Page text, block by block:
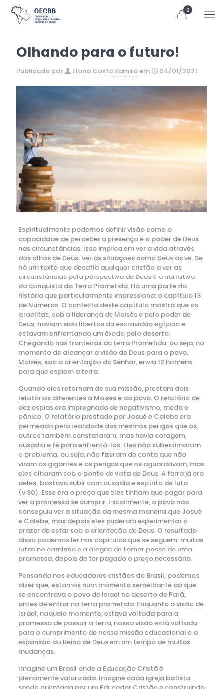
0
Olhando para o futuro!
Publicado por Elana Costa Ramiroem 04/01/2021
Espiritualmente podemos definir visão como a
capacidade de perceber a presença e o poder de Deus
nas circunstâncias. Isso implica em ver a vida através
dos olhos de Deus; ver as situações como Deus as vê. Se
há um texto que desafia qualquer cristão a ver as
circunstâncias pela perspectiva de Deus é a narrativa
da conquista da Terra Prometida. Há uma parte da
história que particularmente impressiona: o capítulo 13
de Números. O contexto deste capítulo mostra que os
israelitas, sob a liderança de Moisés e pelo poder de
Deus, haviam sido libertos da escravidão egípcia e
estavam enfrentando um êxodo pelo deserto.
Chegando nas fronteiras da terra Prometida, ou seja, no
momento de alcançar a visão de Deus para o povo,
Moisés, sob a orientação do Senhor, envia 12 homens
para que espiem a terra.
Quando eles retornam de sua missão, prestam dois
relatórios diferentes a Moisés e ao povo. O relatório de
dez espias era impregnado de negativismo, medo e
pânico. O relatório prestado por Josué e Calebe era
permeado pela realidade dos mesmos perigos que os
outros também constataram, mas havia coragem,
ousadia e fé para enfrentá-los. Eles não subestimaram
o problema, ou seja, não fizeram de conta que não
viram os gigantes e os perigos que os aguardavam, mas
eles olharam sob o ponto de vista de Deus. A terra já era
deles; bastava subir com ousadia e espírito de luta
(v.30). Esse era o preço que eles tinham que pagar para
ver a promessa se cumprir. Inicialmente, o povo não
conseguiu ver a situação da mesma maneira que Josué
e Calebe, mas depois eles puderam experimentar o
prazer de estar sob a orientação de Deus. O resultado
disso podemos ler nos capítulos que se seguem: muitas
lutas no caminho e a alegria de tomar posse de uma
promessa, depois de ter pagado o preço necessário.
Pensando nos educadores cristãos do Brasil, podemos
dizer que, estamos num momento semelhante ao que
se encontrava o povo de Israel no deserto de Parã,
antes de entrar na terra prometida. Enquanto a visão de
Israel, naquele momento, estava voltada para a
promessa de possuir a terra, nossa visão está voltada
para o cumprimento de nossa missão educacional e a
expansão do Reino de Deus em um tempo de muitas
mudanças.
Imagine um Brasil onde a Educação Cristã é
plenamente valorizada. Imagine cada igreja batista